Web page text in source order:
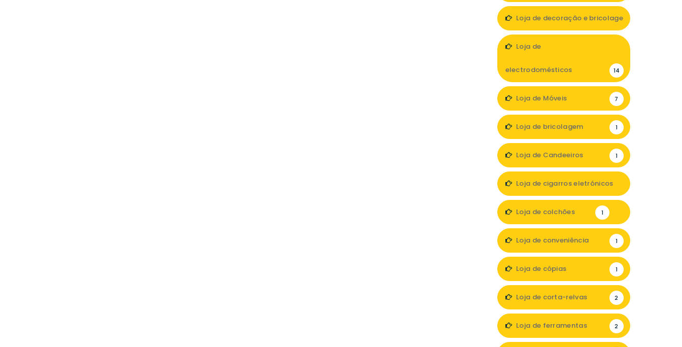
Loja de decoração e bricolage
Loja de
electrodomésticos 14
Loja de Móveis 7
Loja de bricolagem 1
Loja de Candeeiros 1
Loja de cigarros eletrónicos
Loja de colchões 1
Loja de conveniência 1
Loja de cópias 1
Loja de corta-relvas 2
Loja de ferramentas 2